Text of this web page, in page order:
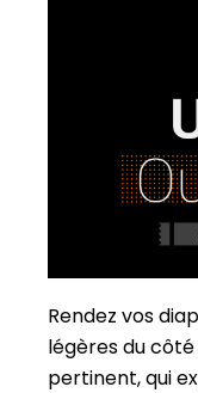
Rendez vos
légères du
pertinent, qui